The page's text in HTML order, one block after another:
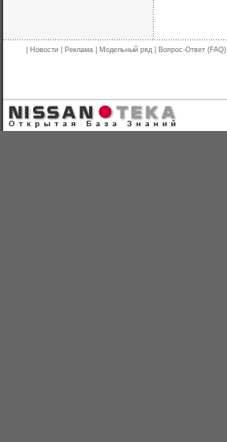
Новости Реклама Модельный ряд Вопрос-Ответ (FAQ)